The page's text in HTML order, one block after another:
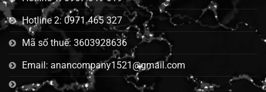
Hotline 2: 0971 465 327
Mã số thuế: 3603928636
Email: anancompany1521@gmail.com